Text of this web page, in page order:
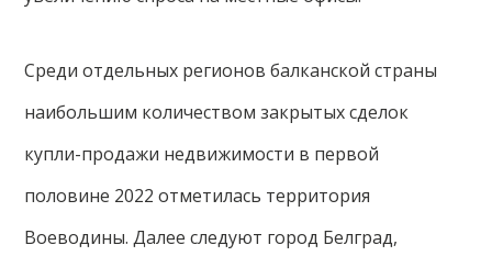
Среди отдельных регионов балканской страны
наибольшим количеством закрытых сделок
купли-продажи недвижимости в первой
половине 2022 отметилась территория
Воеводины. Далее следуют город Белград,